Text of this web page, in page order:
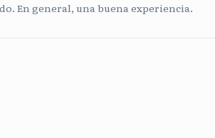
En general, una buena experiencia.